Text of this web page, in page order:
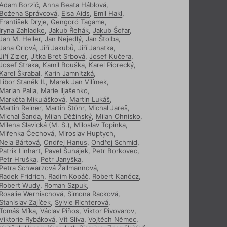
Borzič, Anna Beata Háblová,
Správcová, Elsa Aids, Emil Hakl,
Dryje, Gengoró Tagame,
Zahladko, Jakub Řehák, Jakub Šofar,
M. Heller, Jan Nejedlý, Jan Štolba,
Orlová, Jiří Jakubů, Jiří Janatka,
Zizler, Jitka Bret Srbová, Josef Kučera,
Straka, Kamil Bouška, Karel Piorecký,
Škrabal, Karin Jamnitzká,
Staněk II., Marek Jan Vilímek,
Palla, Marie Iljašenko,
Mikulášková, Martin Lukáš,
Reiner, Martin Stöhr, Michal Jareš,
Šanda, Milan Děžinský, Milan Ohnisko,
Slavická (M. S.), Miloslav Topinka,
Čechová, Miroslav Huptych,
Bártová, Ondřej Hanus, Ondřej Schmid,
Linhart, Pavel Šuhájek, Petr Borkovec,
Hruška, Petr Janyška,
Schwarzová Žallmannová,
Fridrich, Radim Kopáč, Robert Kanócz,
Wudy, Roman Szpuk,
Wernischová, Simona Racková,
Zajíček, Sylvie Richterová,
Míka, Václav Piňos, Viktor Pivovarov,
Rybáková, Vít Slíva, Vojtěch Němec,